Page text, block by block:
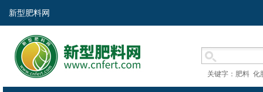
新型肥料网
关键字： 肥料 化